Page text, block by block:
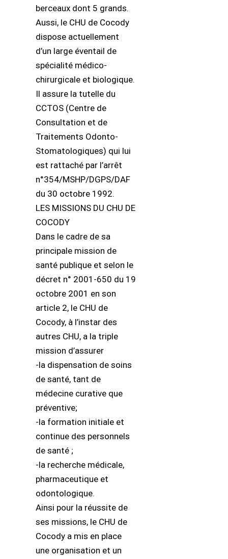
berceaux dont 5 grands.
Aussi, le CHU de Cocody
dispose actuellement
d’un large éventail de
spécialité médico-
chirurgicale et biologique.
Il assure la tutelle du
CCTOS (Centre de
Consultation et de
Traitements Odonto-
Stomatologiques) qui lui
est rattaché par l’arrêt
n°354/MSHP/DGPS/DAF
du 30 octobre 1992.
LES MISSIONS DU CHU DE
COCODY
Dans le cadre de sa
principale mission de
santé publique et selon le
décret n° 2001-650 du 19
octobre 2001 en son
article 2, le CHU de
Cocody, à l’instar des
autres CHU, a la triple
mission d’assurer
-la dispensation de soins
de santé, tant de
médecine curative que
préventive;
-la formation initiale et
continue des personnels
de santé ;
-la recherche médicale,
pharmaceutique et
odontologique.
Ainsi pour la réussite de
ses missions, le CHU de
Cocody a mis en place
une organisation et un